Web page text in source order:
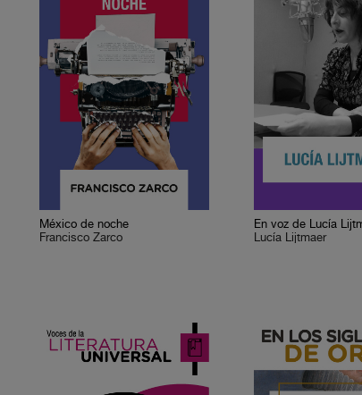
México de noche
Francisco Zarco
En voz de Lucía
Lucía Lijtmaer